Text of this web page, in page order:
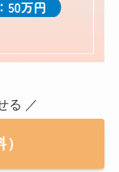
る ／